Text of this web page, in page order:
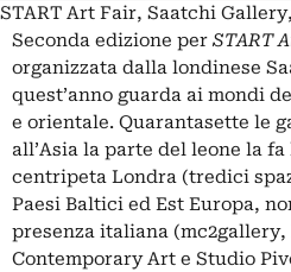
START Art Fair, Saatchi
Seconda edizione per START
organizzata dalla londinese
quest’anno guarda ai mondi
e orientale. Quarantasette le
all’Asia la parte del leone la
centripeta Londra (tredici
Paesi Baltici ed Est Europa,
presenza italiana
Contemporary Art e Studio